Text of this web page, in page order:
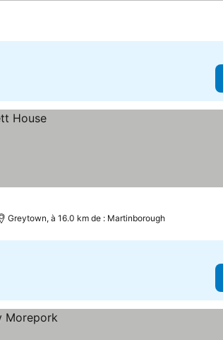
Greytown, à 16.0 km de : Martinborough